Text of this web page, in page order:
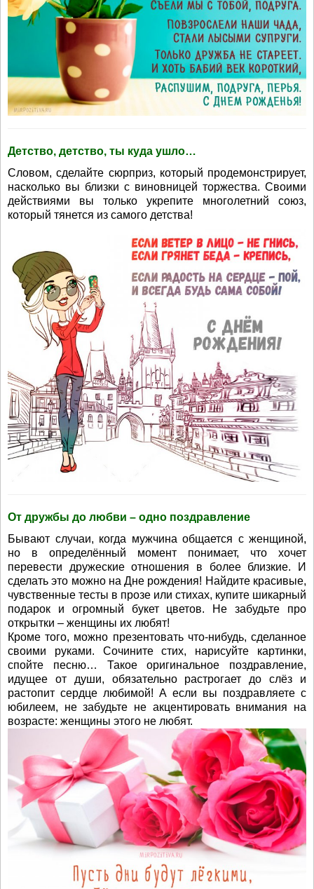
Детство, детство, ты куда ушло…
Словом, сделайте сюрприз, который продемонстрирует,
насколько вы близки с виновницей торжества. Своими
действиями вы только укрепите многолетний союз,
который тянется из самого детства!
От дружбы до любви – одно поздравление
Бывают случаи, когда мужчина общается с женщиной,
но в определённый момент понимает, что хочет
перевести дружеские отношения в более близкие. И
сделать это можно на Дне рождения! Найдите красивые,
чувственные тесты в прозе или стихах, купите шикарный
подарок и огромный букет цветов. Не забудьте про
открытки – женщины их любят!
Кроме того, можно презентовать что-нибудь, сделанное
своими руками. Сочините стих, нарисуйте картинки,
спойте песню… Такое оригинальное поздравление,
идущее от души, обязательно растрогает до слёз и
растопит сердце любимой! А если вы поздравляете с
юбилеем, не забудьте не акцентировать внимания на
возрасте: женщины этого не любят.